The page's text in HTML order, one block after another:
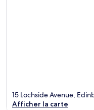
15 Lochside Avenue,
Afficher la carte